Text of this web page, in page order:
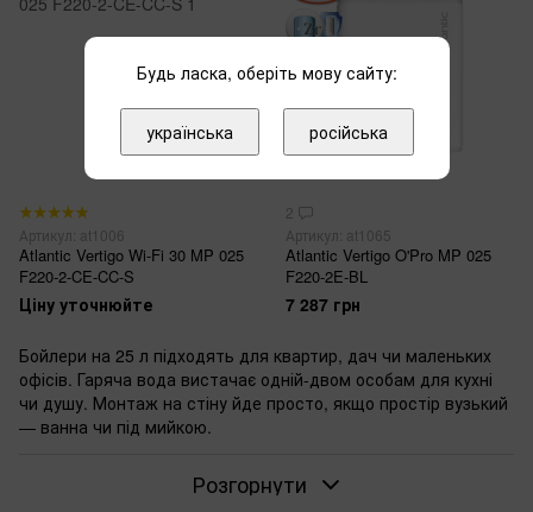
Артикул: at1006
Atlantic Vertigo Wi-Fi 30 MP 025
F220-2-CE-CC-S
Ціну уточнюйте
3
2
Артикул: at1065
Atlantic Vertigo O'Pro MP 025
F220-2E-BL
7 287 грн
Бойлери на 25 л підходять для квартир, дач чи маленьких
офісів. Гаряча вода вистачає одній-двом особам для кухні
чи душу. Монтаж на стіну йде просто, якщо простір вузький
— ванна чи під мийкою.
Об'єм 25 л нагрівається за годину-дві. Для ранкового душу
Розгорнути
Будь ласка, оберіть мову сайту:
українська російська